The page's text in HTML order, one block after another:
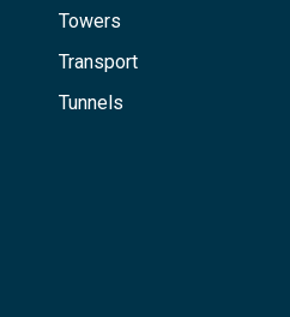
Towers
Transport
Tunnels